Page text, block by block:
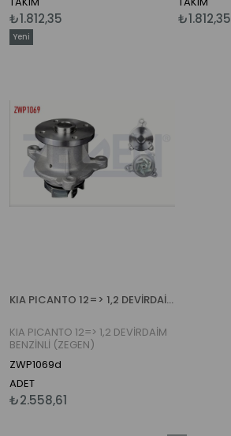
₺1.812,35 ₺1.812,35
KIA PICANTO 12=> 1,2 DEVİRDAİM BENZİNLİ (ZEGEN)
KIA PICANTO 12=> 1,2 DEVİRDAİM
BENZİNLİ (ZEGEN)
ZWP1069d
ADET
₺2.558,61
Yeni